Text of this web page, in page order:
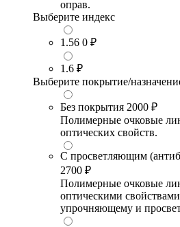
оправ.
Выберите индекс
1.56 0 ₽
1.6 ₽
Выберите покрытие/
Без покрытия 2000 ₽
Полимерные очковые
оптических свойств.
С просветляющим
2700 ₽
Полимерные очковые
оптическими
упрочняющему и